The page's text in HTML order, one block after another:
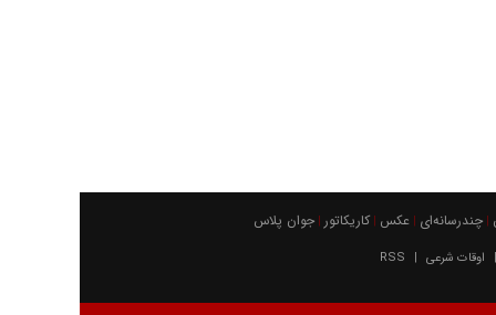
| چندرسانه‌ای | عکس | كاريكاتور | جوان پلاس
اوقات شرعی |
RSS